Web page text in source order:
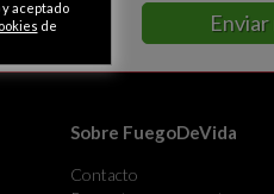
aceptado
de
Sobre FuegoDeVida
Contacto